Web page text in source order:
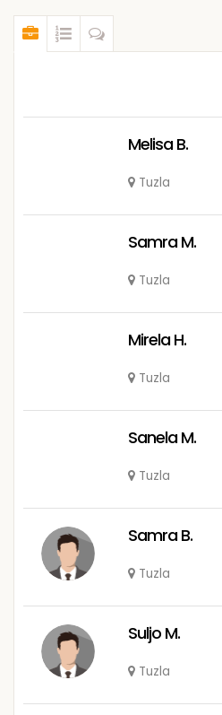
Melisa B.
Tuzla
Samra M.
Tuzla
Mirela H.
Tuzla
Sanela M.
Tuzla
Samra B.
Tuzla
Suljo M.
Tuzla